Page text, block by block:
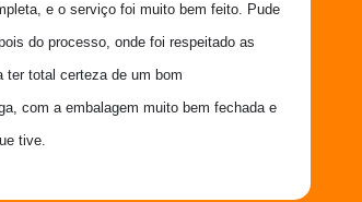
e o serviço foi muito bem feito. Pude
do processo, onde foi respeitado as
ter total certeza de um bom
com a embalagem muito bem fechada e
tive.